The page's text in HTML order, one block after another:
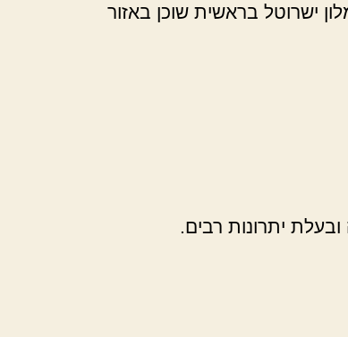
ישרוטל בראשית שוכן באזור
יתרונות רבים.